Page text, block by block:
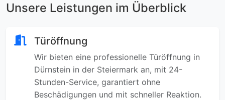
Unsere Leistungen im Überblick
Türöffnung
Wir bieten eine professionelle Türöffnung in
Dürnstein in der Steiermark an, mit 24-
Stunden-Service, garantiert ohne
Beschädigungen und mit schneller Reaktion.